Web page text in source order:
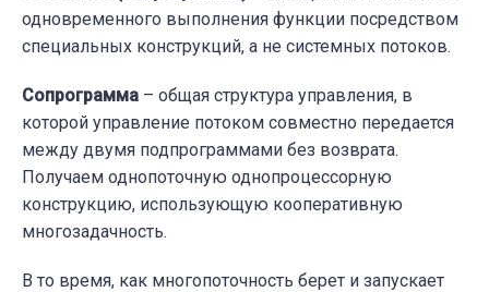
одновременного выполнения функции посредством
специальных конструкций, а не системных потоков.
Сопрограмма – общая структура управления, в
которой управление потоком совместно передается
между двумя подпрограммами без возврата.
Получаем однопоточную однопроцессорную
конструкцию, использующую кооперативную
многозадачность.
В то время, как многопоточность берет и запускает